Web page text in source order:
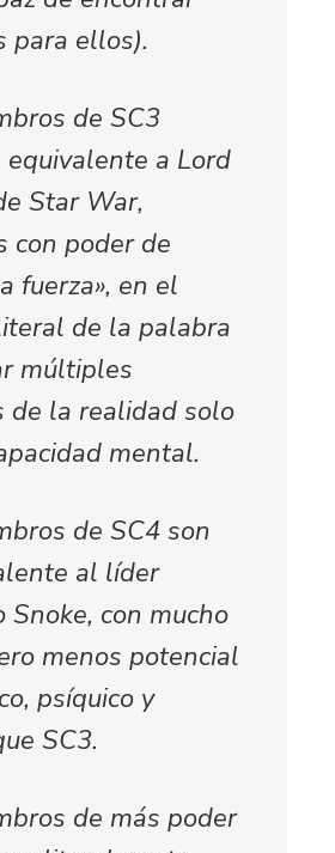
para ellos).
de SC3
a Lord
Star War,
con poder de
fuerza», en el
de la palabra
múltiples
de la realidad solo
mental.
de SC4 son
al líder
Snoke, con mucho
menos potencial
psíquico y
SC3.
de más poder